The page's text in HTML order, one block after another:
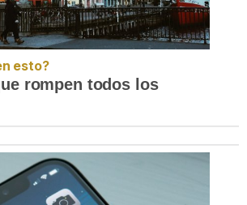
esto?
rompen todos los